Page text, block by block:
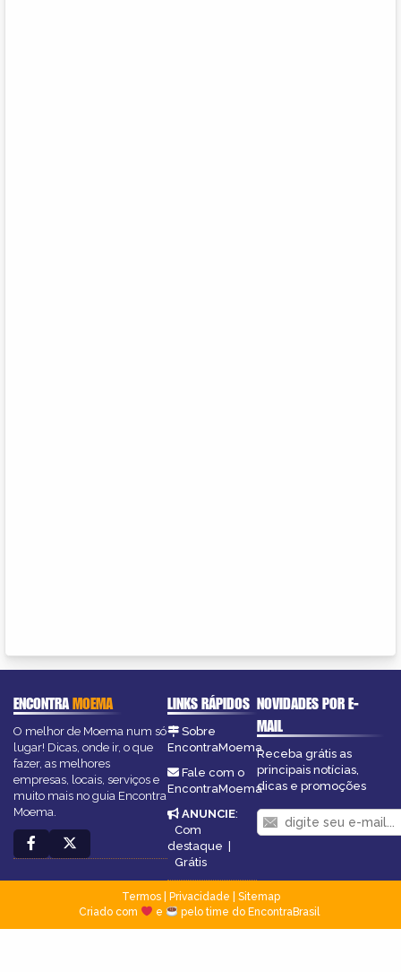
ENCONTRAMOEMA
O melhor de Moema num só
lugar! Dicas, onde ir, o que
fazer, as melhores
empresas, locais, serviços e
muito mais no guia Encontra
Moema.
LINKS RÁPIDOS
Sobre
EncontraMoema
Fale com o
EncontraMoema
ANUNCIE:
Com
destaque
Grátis
NOVIDADES POR E-
MAIL
Receba grátis as
principais notícias,
dicas e promoções
Termos| Privacidade
Sitemap
Criado com
e pelo time do EncontraBrasil